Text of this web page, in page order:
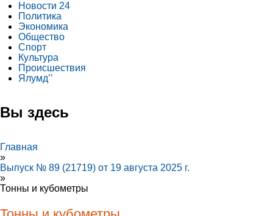
Новости 24
Политика
Экономика
Общество
Спорт
Культура
Происшествия
Ялумд’’
Вы здесь
Главная
»
Выпуск № 89 (21719) от 19 августа 2025 г.
»
Тонны и кубометры